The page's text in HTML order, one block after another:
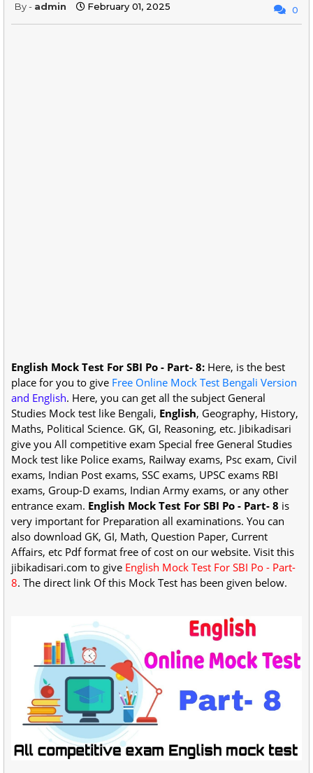
admin February 01, 2025 0
English Mock Test For SBI Po - Part- 8: Here, is the best
place for you to give Free Online Mock Test Bengali Version
and English. Here, you can get all the subject General
Studies Mock test like Bengali, English, Geography, History,
Maths, Political Science. GK, GI, Reasoning, etc. Jibikadisari
give you All competitive exam Special free General Studies
Mock test like Police exams, Railway exams, Psc exam, Civil
exams, Indian Post exams, SSC exams, UPSC exams RBI
exams, Group-D exams, Indian Army exams, or any other
entrance exam. English Mock Test For SBI Po - Part- 8 is
very important for Preparation all examinations. You can
also download GK, GI, Math, Question Paper, Current
Affairs, etc Pdf format free of cost on our website. Visit this
jibikadisari.com to give English Mock Test For SBI Po - Part-
8. The direct link Of this Mock Test has been given below.